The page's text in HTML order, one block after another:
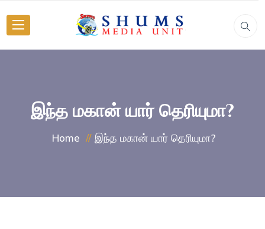
இந்த மகான் யார் தெரியுமா?
Home இந்த மகான் யார் தெரியுமா?